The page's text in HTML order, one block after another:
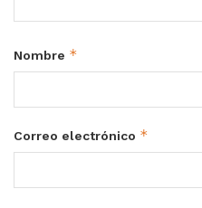
Nombre *
Correo electrónico *